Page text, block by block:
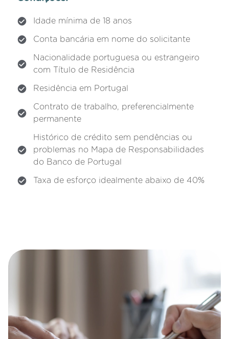
Idade mínima de 18 anos
Conta bancária em nome do solicitante
Nacionalidade portuguesa ou estrangeiro
com Título de Residência
Residência em Portugal
Contrato de trabalho, preferencialmente
permanente
Histórico de crédito sem pendências ou
problemas no Mapa de Responsabilidades
do Banco de Portugal
Taxa de esforço idealmente abaixo de 40%